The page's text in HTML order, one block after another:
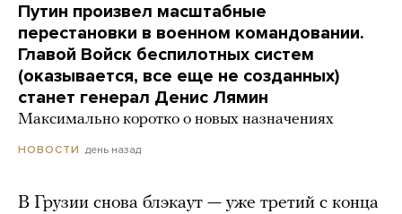
Путин произвел масштабные
перестановки в военном командовании.
Главой Войск беспилотных систем
(оказывается, все еще не созданных)
станет генерал Денис Лямин
Максимально коротко о новых назначениях
НОВОСТИ день назад
В Грузии снова блэкаут — уже третий с конца